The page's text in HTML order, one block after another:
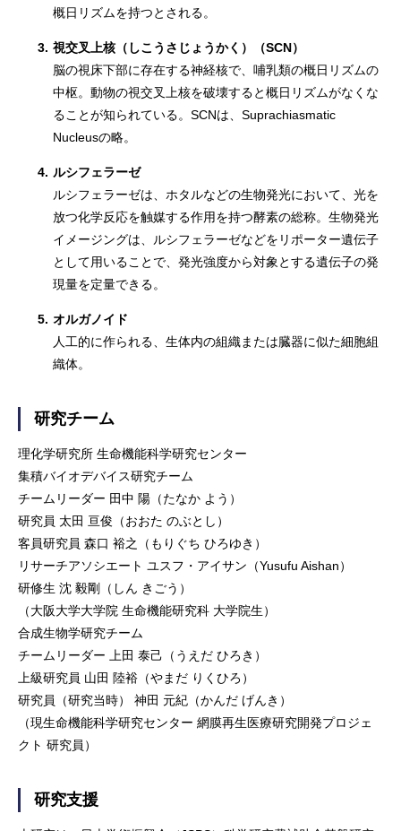
概日リズムを持つとされる。
3. 視交叉上核（しこうさじょうかく）（SCN）
脳の視床下部に存在する神経核で、哺乳類の概日リズムの
中枢。動物の視交叉上核を破壊すると概日リズムがなくな
ることが知られている。SCNは、Suprachiasmatic
Nucleusの略。
4. ルシフェラーゼ
ルシフェラーゼは、ホタルなどの生物発光において、光を
放つ化学反応を触媒する作用を持つ酵素の総称。生物発光
イメージングは、ルシフェラーゼなどをリポーター遺伝子
として用いることで、発光強度から対象とする遺伝子の発
現量を定量できる。
5. オルガノイド
人工的に作られる、生体内の組織または臓器に似た細胞組
織体。
研究チーム
理化学研究所 生命機能科学研究センター
集積バイオデバイス研究チーム
チームリーダー 田中 陽（たなか よう）
研究員 太田 亘俊（おおた のぶとし）
客員研究員 森口 裕之（もりぐち ひろゆき）
リサーチアソシエート ユスフ・アイサン（Yusufu Aishan）
研修生 沈 毅剛（しん きごう）
（大阪大学大学院 生命機能研究科 大学院生）
合成生物学研究チーム
チームリーダー 上田 泰己（うえだ ひろき）
上級研究員 山田 陸裕（やまだ りくひろ）
研究員（研究当時） 神田 元紀（かんだ げんき）
（現生命機能科学研究センター 網膜再生医療研究開発プロジェ
クト 研究員）
研究支援